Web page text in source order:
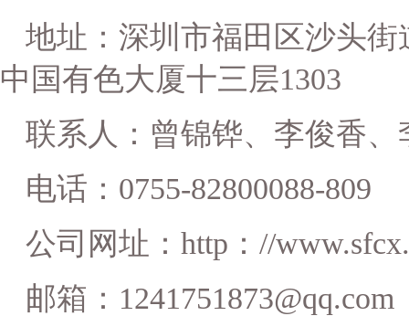
地址：深圳市福田区沙头
中国有色大厦十三层1303
联系人： 曾锦铧、 李俊香、
电话： 0755-82800088-809
公司网址： http：//
邮箱： 1241751873@qq.com